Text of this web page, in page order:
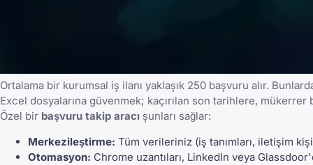
Ortalama bir kurumsal iş ilanı yaklaşık 250 başvuru alır.
Excel dosyalarına güvenmek; kaçırılan son tarihlere,
Özel bir başvuru takip aracı şunları sağlar:
Merkezileştirme: Tüm verileriniz (iş tanımları, iletişim
Otomasyon: Chrome uzantıları, LinkedIn veya